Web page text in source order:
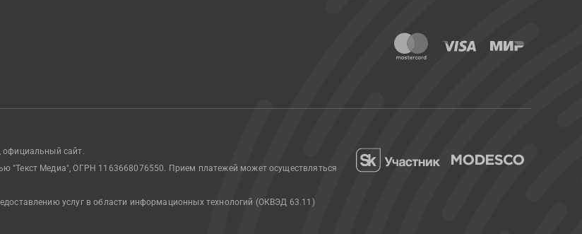
официальный сайт.
"Текст Медиа", ОГРН 1163668076550. Прием платежей может осуществляться
услуг в области информационных технологий (ОКВЭД 63.11)